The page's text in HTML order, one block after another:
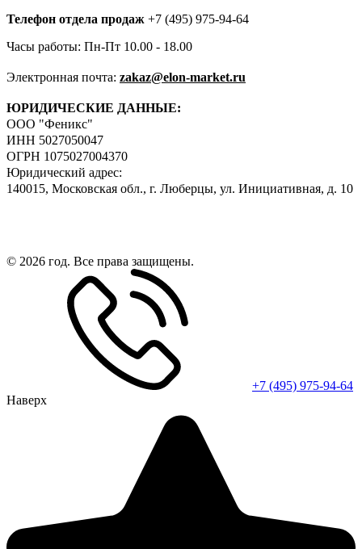
Телефон отдела продаж +7 (495) 975-94-64
Часы работы: Пн-Пт 10.00 - 18.00
Электронная почта: zakaz@elon-market.ru
ЮРИДИЧЕСКИЕ ДАННЫЕ:
ООО "Феникс"
ИНН 5027050047
ОГРН 1075027004370
Юридический адрес:
140015, Московская обл., г. Люберцы, ул. Инициативная, д. 10
© 2026 год. Все права защищены.
+7 (495) 975-94-64
Наверх